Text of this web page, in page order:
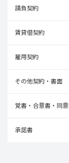
請負契約
賃貸借契約
雇用契約
その他契約・書面
覚書・合意書・同
承諾書